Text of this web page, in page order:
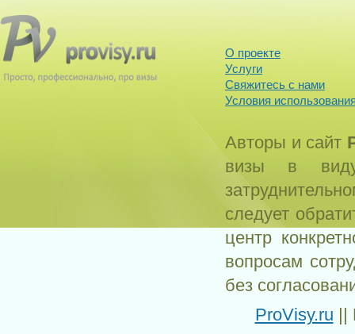
О проекте
Услуги
Свяжитесь с нами
Условия
Авторы и сайт
визы в виду
следует
центр
вопросам
без
ProVisy.ru ||